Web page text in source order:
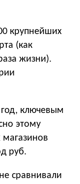
крупнейших
(как
жизни).
год, ключевым
этому
магазинов
руб.
сравнивали